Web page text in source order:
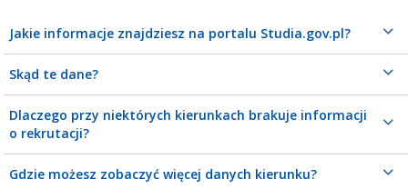
Jakie informacje znajdziesz na portalu Studia.gov.pl?
Skąd te dane?
Dlaczego przy niektórych kierunkach brakuje informacji
o rekrutacji?
Gdzie możesz zobaczyć więcej danych kierunku?